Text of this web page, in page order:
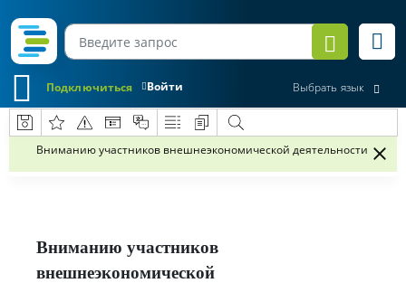
Войти
Подключиться Выбрать язык
Вниманию участников внешнеэкономической деятельности
Вниманию участников
внешнеэкономической